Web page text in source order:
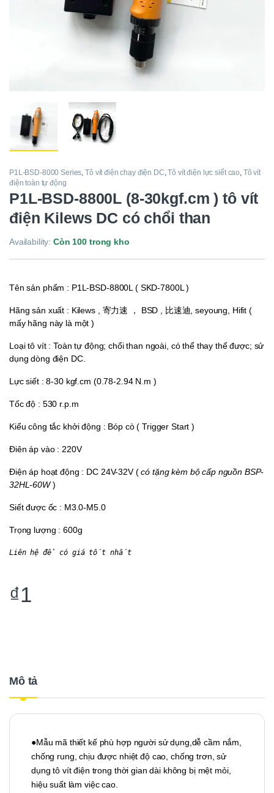
P1L-BSD-8000 Series,Tô vít điện chạy điện DC,Tô vít điện lực siết cao, Tô vít
điện toàn tự động
P1L-BSD-8800L (8-30kgf.cm ) tô vít
điện Kilews DC có chổi than
Availability:Còn 100 trong kho
Tên sản phẩm : P1L-BSD-8800L ( SKD-7800L )
Hãng sản xuất : Kilews , 寄力速 ， BSD , 比速迪, seyoung, Hifit (
mấy hãng này là một )
Loại tô vít : Toàn tự động; chổi than ngoài, có thể thay thế được; sử
dụng dòng điện DC.
Lực siết : 8-30 kgf.cm (0.78-2.94 N.m )
Tốc độ : 530 r.p.m
Kiểu công tắc khởi động : Bóp cò ( Trigger Start )
Điên áp vào : 220V
Điện áp hoạt động : DC 24V-32V (có tặng kèm bộ cấp nguồn BSP-
32HL-60W)
Siết được ốc : M3.0-M5.0
Trọng lượng : 600g
Liên hệ để có giá tốt nhất
₫1
Mô tả
●Mẫu mã thiết kế phù hợp người sử dụng,dễ cầm nắm,
chống rung, chịu được nhiệt độ cao, chống trơn, sử
dụng tô vít điện trong thời gian dài không bị mệt mỏi,
hiệu suất làm việc cao.